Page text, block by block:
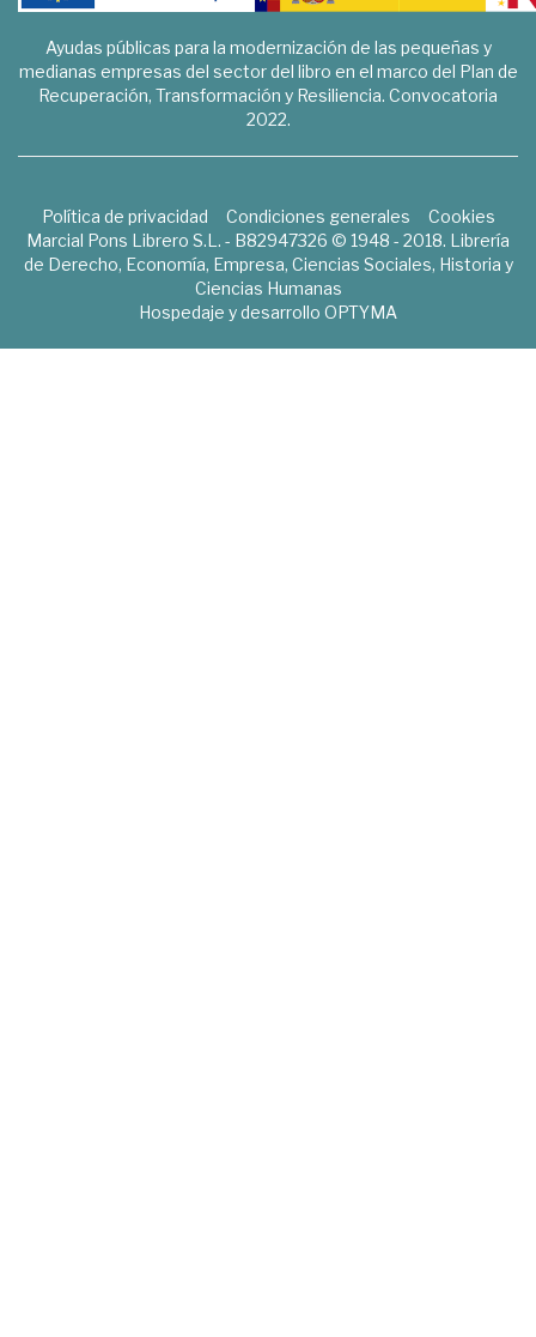
Ayudas públicas para la modernización de las pequeñas y
medianas empresas del sector del libro en el marco del Plan de
Recuperación, Transformación y Resiliencia. Convocatoria
2022.
Política de privacidad Condiciones generales
Cookies
Marcial Pons Librero S.L. - B82947326 © 1948 - 2018. Librería
de Derecho, Economía, Empresa, Ciencias Sociales, Historia y
Ciencias Humanas
Hospedaje y desarrollo OPTYMA